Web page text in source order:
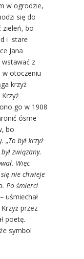
w ogrodzie,
się do
bo
i stare
Jana
wstawać z
w otoczeniu
krzyż
go w 1908
ósme
bo
„To był krzyż
związany.
Więc
nie chwieje
Po śmierci
uśmiechał
przez
poetę.
symbol